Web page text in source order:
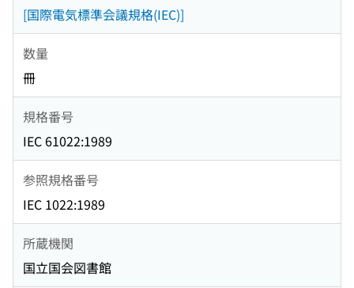
[国際電気標準会議規格(IEC)]
数量
冊
規格番号
IEC 61022:1989
参照規格番号
IEC 1022:1989
所蔵機関
国立国会図書館